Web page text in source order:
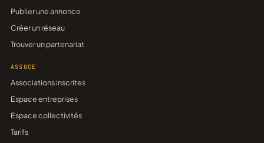
Publier une annonce
Créer un réseau
Trouver un partenariat
ASSOCE
Associations inscrites
Espace entreprises
Espace collectivités
Tarifs